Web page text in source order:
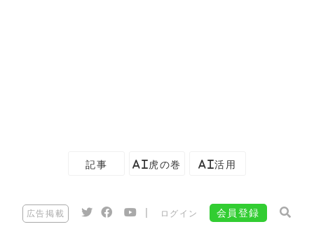
記事 AI虎の巻 AI活用
広告掲載 ログイン 会員登録